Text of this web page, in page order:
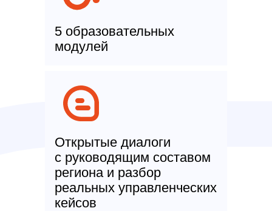
Открытые диалоги
с руководящим составом
региона и разбор
реальных управленческих
кейсов
5 образовательных
модулей